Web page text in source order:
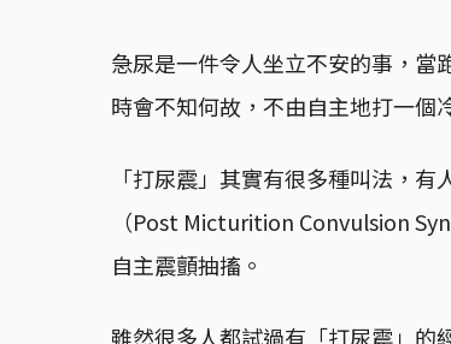
急尿是一件令人坐立不安的事，當
時會不知何故，不由自主地打一個
「打尿震」其實有很多種叫法，
（Post Micturition Convulsion
自主震顫抽搐。
雖然很多人都試過有「打尿震」的